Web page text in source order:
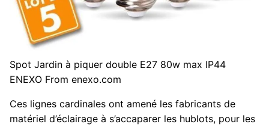
Spot Jardin à piquer double E27 80w max IP44
ENEXO From enexo.com
Ces lignes cardinales ont amené les fabricants de
matériel d’éclairage à s’accaparer les hublots, pour les